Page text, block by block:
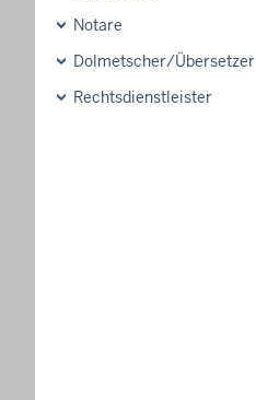
Notare
Dolmetscher/Übersetzer
Rechtsdienstleister